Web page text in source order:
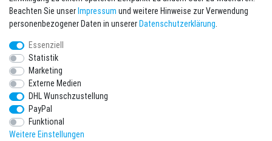
Vertrag widerrufen Kontakt
Newsletter eintragen
Melde Dich an um alle Vorteile zu genießen. Plus 10 EUR Gutschein für
die Newsletteranmeldung, einlösbar ab 75 EUR Warenwert!
E-MAIL **
Newsletter
Honig
Hiermit bestätige ich, dass ich die
Beachten Sie unserImpressum und weitere Hinweise zur Verwendung
personenbezogener Daten in unsererDaten­schutz­erklärung.
Essenziell
Statistik
Marketing
Externe Medien
DHL Wunschzustellung
PayPal
Funktional
Weitere Einstellungen